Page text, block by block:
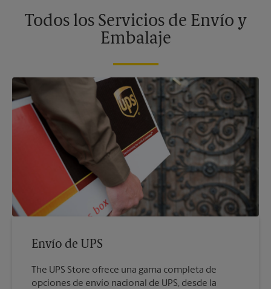
Todos los Servicios de Envío y
Embalaje
Envío de UPS
The UPS Store ofrece una gama completa de
opciones de envío nacional de UPS, desde la